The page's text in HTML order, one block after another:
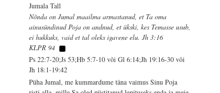
Jumala Tall
Nõnda on Jumal maailma armastanud, et Ta oma
ainusündinud Poja on andnud, et ükski, kes Temasse usub,
ei hukkuks, vaid et tal oleks igavene elu. Jh 3:16
KLPR 94
Ps 22:7-20;Js 53;Hb 5:7-10 või Gl 6:14;Jh 19:16-30 või
Jh 18:1-19:42
Püha Jumal, me kummardume täna vaimus Sinu Poja